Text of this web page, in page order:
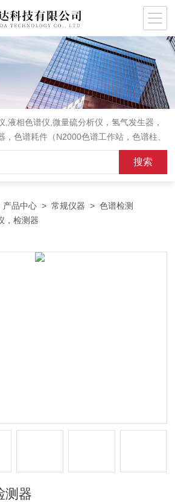
,液相色谱仪,微量硫分析仪，氢气发生器，
，色谱耗件（N2000色谱工作站，色谱柱、
），顶空进样器，热解析仪，紫外分光光度
，傅立叶红外光谱仪，分析天平等常规实验
产品中心 >常规仪器 >色谱检测
，检测器
测器